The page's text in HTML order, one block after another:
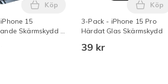
Skärmskydd Transparent i varukorgen
glas iPhone 15 - Skärmskydd Transparent
15
Skärmskydd i
Lägg till 2-Pack iPhone 15
Köp
3-Pack - iPhone 15 Pro
Härdat Glas Skärmskydd
39 kr
Köp